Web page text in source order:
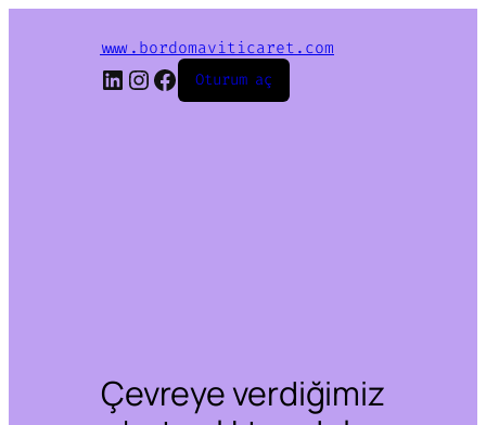
www.bordomaviticaret.com
LinkedIn
Instagram
Facebook
Oturum aç
Çevreye verdiğimiz